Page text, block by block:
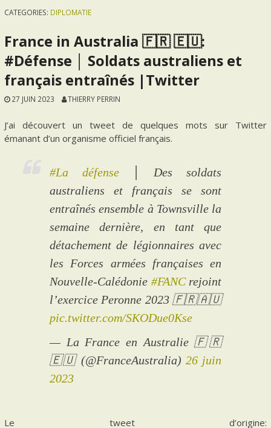
CATEGORIES: DIPLOMATIE
France in Australia 🇫🇷 🇪🇺:
#Défense │ Soldats australiens et
français entraînés |Twitter
27 JUIN 2023 THIERRY PERRIN
J’ai découvert un tweet de quelques mots sur Twitter
émanant d’un organisme officiel français.
#La défense│ Des soldats
australiens et français se sont
entraînés ensemble à Townsville la
semaine dernière, en tant que
détachement de légionnaires avec
les Forces armées françaises en
Nouvelle-Calédonie #FANCrejoint
l’exercice Peronne 2023 🇫🇷🇦🇺
pic.twitter.com/SKODue0Kse
— La France en Australie 🇫🇷
🇪🇺 (@FranceAustralia) 26 juin
2023
Le tweet d’origine: